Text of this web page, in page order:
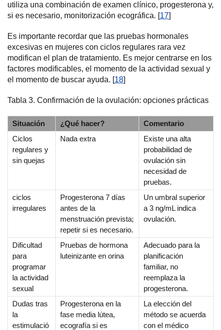
utiliza una combinación de examen clínico, progesterona y,
si es necesario, monitorización ecográfica. [17]
Es importante recordar que las pruebas hormonales
excesivas en mujeres con ciclos regulares rara vez
modifican el plan de tratamiento. Es mejor centrarse en los
factores modificables, el momento de la actividad sexual y
el momento de buscar ayuda. [18]
Tabla 3. Confirmación de la ovulación: opciones prácticas
Situación ¿Qué hacer?
Comentario
Ciclos
regulares y
sin quejas
Nada extra
Existe una alta
probabilidad de
ovulación sin
necesidad de
pruebas.
ciclos
irregulares
Progesterona 7 días
antes de la
menstruación prevista;
repetir si es necesario.
Un umbral superior
a 3 ng/mL indica
ovulación.
Dificultad
para
programar
la actividad
sexual
Pruebas de hormona
luteinizante en orina
Adecuado para la
planificación
familiar, no
reemplaza la
progesterona.
Dudas tras
la
estimulació
Progesterona en la
fase media lútea,
ecografía si es
La elección del
método se acuerda
con el médico